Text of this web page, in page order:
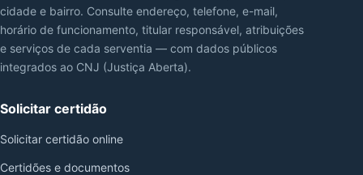
cidade e bairro. Consulte endereço, telefone, e-mail,
horário de funcionamento, titular responsável, atribuições
e serviços de cada serventia — com dados públicos
integrados ao CNJ (Justiça Aberta).
Solicitar certidão
Solicitar certidão online
Certidões e documentos